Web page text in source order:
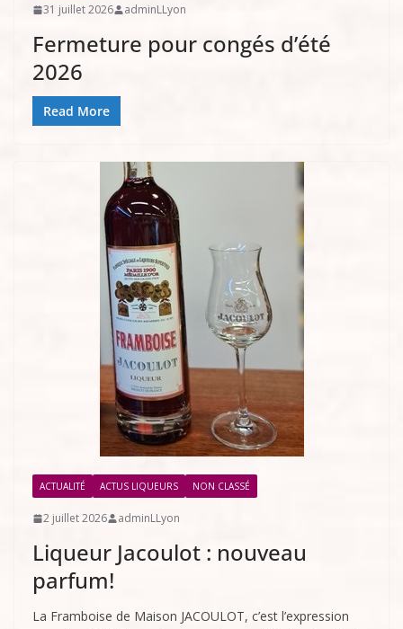
31 juillet 2026 adminLLyon
Fermeture pour congés d’été
2026
Read More
ACTUALITÉ ACTUS LIQUEURS NON CLASSÉ
2 juillet 2026 adminLLyon
Liqueur Jacoulot : nouveau
parfum!
La Framboise de Maison JACOULOT, c’est l’expression